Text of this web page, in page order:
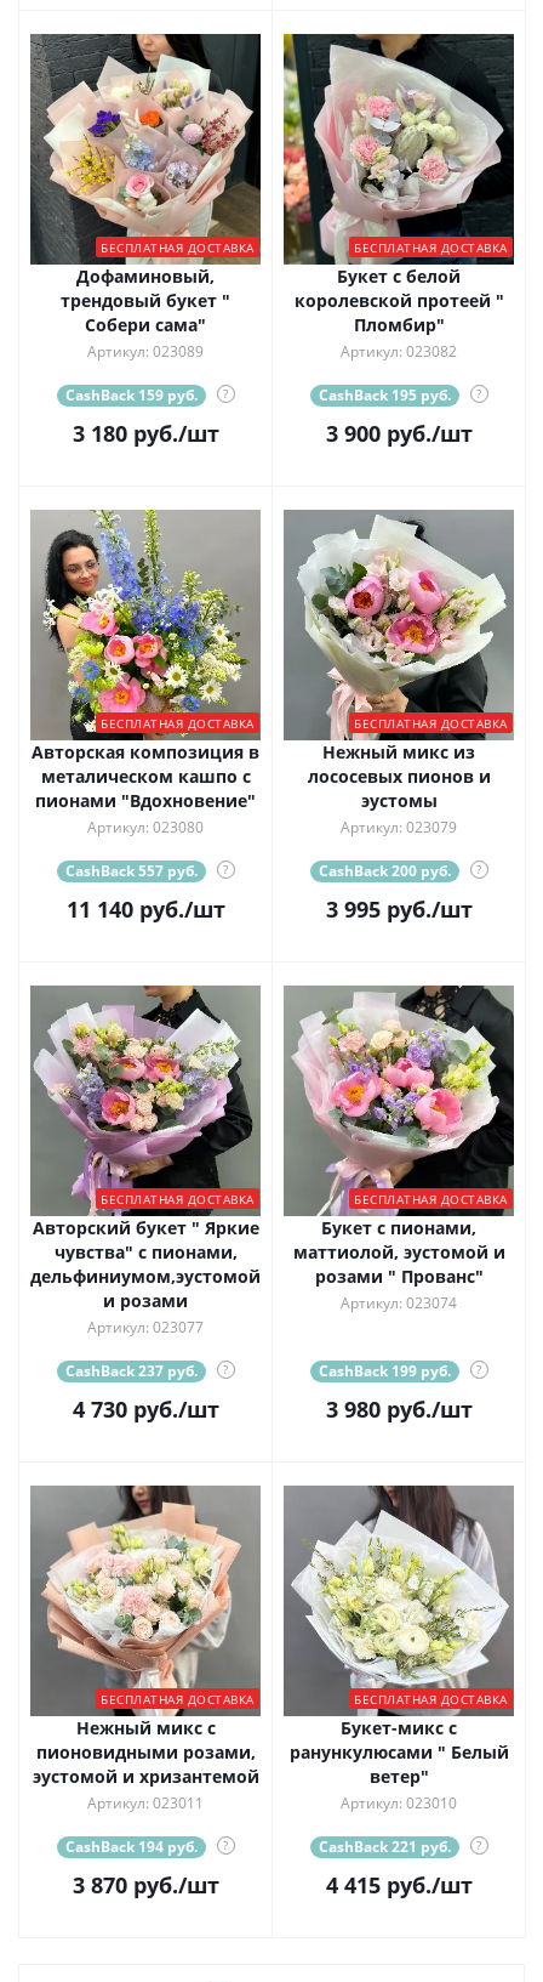
БЕСПЛАТНАЯ ДОСТАВКА
Дофаминовый,
трендовый букет "
Собери сама"
Артикул: 023089
CashBack 159 руб. ?
3 180руб./шт
БЕСПЛАТНАЯ ДОСТАВКА
Букет с белой
королевской протеей "
Пломбир"
Артикул: 023082
CashBack 195 руб. ?
3 900руб./шт
БЕСПЛАТНАЯ ДОСТАВКА
Авторская композиция в
металическом кашпо с
пионами "Вдохновение"
Артикул: 023080
CashBack 557 руб. ?
11 140руб./шт
БЕСПЛАТНАЯ ДОСТАВКА
Нежный микс из
лососевых пионов и
эустомы
Артикул: 023079
CashBack 200 руб. ?
3 995руб./шт
БЕСПЛАТНАЯ ДОСТАВКА
Авторский букет " Яркие
чувства" с пионами,
дельфиниумом,эустомой
и розами
Артикул: 023077
CashBack 237 руб. ?
4 730руб./шт
БЕСПЛАТНАЯ ДОСТАВКА
Букет с пионами,
маттиолой, эустомой и
розами " Прованс"
Артикул: 023074
CashBack 199 руб. ?
3 980руб./шт
БЕСПЛАТНАЯ ДОСТАВКА
Нежный микс с
пионовидными розами,
эустомой и хризантемой
Артикул: 023011
CashBack 194 руб. ?
3 870руб./шт
БЕСПЛАТНАЯ ДОСТАВКА
Букет-микс с
ранункулюсами " Белый
ветер"
Артикул: 023010
CashBack 221 руб. ?
4 415руб./шт